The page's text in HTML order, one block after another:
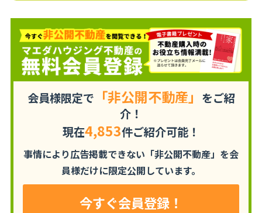
会員様限定で 「非公開不動産」 をご紹
介！
現在4,853件ご紹介可能！
事情により広告掲載できない「非公開不動産」を会
員様だけに限定公開しています。
今すぐ会員登録！